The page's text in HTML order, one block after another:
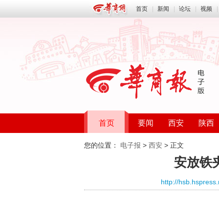
首页 新闻 论坛 视频
首页 要闻 西安 陕西
您的位置： 电子报 > 西安 > 正文
安放铁
http://